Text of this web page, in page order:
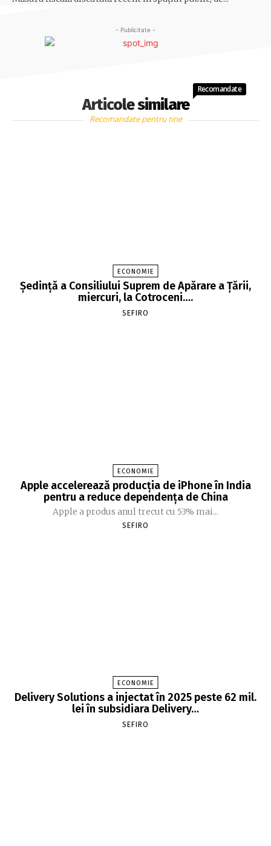
- Publicitate -
Articole similare
Recomandate
Recomandate pentru tine
ECONOMIE
Şedinţă a Consiliului Suprem de Apărare a Ţării,
miercuri, la Cotroceni….
SEFIRO
ECONOMIE
Apple accelerează producția de iPhone în India
pentru a reduce dependența de China
Apple a produs anul trecut cu 53% mai...
SEFIRO
ECONOMIE
Delivery Solutions a injectat în 2025 peste 62 mil.
lei în subsidiara Delivery…
SEFIRO